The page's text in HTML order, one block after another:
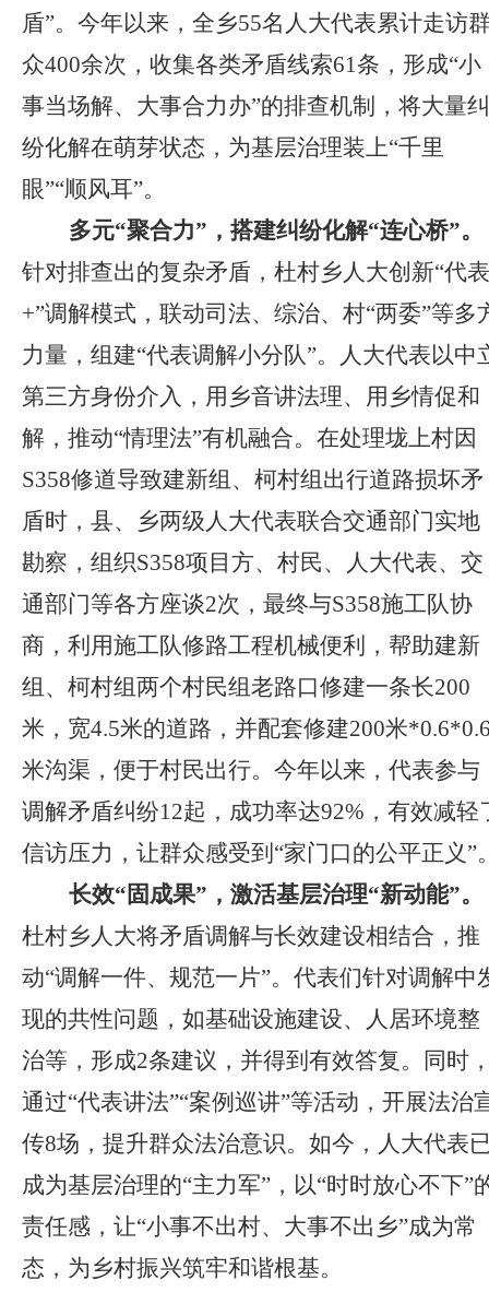
盾”。今年以来，全乡55名人大代表累计走访
众400余次，收集各类矛盾线索61条，形成“小
事当场解、大事合力办”的排查机制，将大量纠
纷化解在萌芽状态，为基层治理装上“千里
眼”“顺风耳”。
多元“聚合力”，搭建纠纷化解“连心桥”。
针对排查出的复杂矛盾，杜村乡人大创新“代表
+”调解模式，联动司法、综治、村“两委”等多
力量，组建“代表调解小分队”。人大代表以中
第三方身份介入，用乡音讲法理、用乡情促和
解，推动“情理法”有机融合。在处理垅上村因
S358修道导致建新组、柯村组出行道路损坏矛
盾时，县、乡两级人大代表联合交通部门实地
勘察，组织S358项目方、村民、人大代表、交
通部门等各方座谈2次，最终与S358施工队协
商，利用施工队修路工程机械便利，帮助建新
组、柯村组两个村民组老路口修建一条长200
米，宽4.5米的道路，并配套修建200米
米沟渠，便于村民出行。今年以来，代表参与
调解矛盾纠纷12起，成功率达92%，有效减轻
信访压力，让群众感受到“家门口的公平正义”
长效“固成果”，激活基层治理“新动能”。
杜村乡人大将矛盾调解与长效建设相结合，推
动“调解一件、规范一片”。代表们针对调解中
现的共性问题，如基础设施建设、人居环境整
治等，形成2条建议，并得到有效答复。同时
通过“代表讲法”“案例巡讲”等活动，开展法治
传8场，提升群众法治意识。如今，人大代表
成为基层治理的“主力军”，以“时时放心不下”
责任感，让“小事不出村、大事不出乡”成为常
态，为乡村振兴筑牢和谐根基。